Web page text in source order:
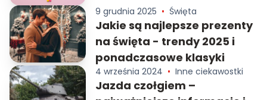
9 grudnia 2025 • Święta
Jakie są najlepsze prezenty
na święta - trendy 2025 i
ponadczasowe klasyki
4 września 2024 • Inne ciekawostki
Jazda czołgiem –